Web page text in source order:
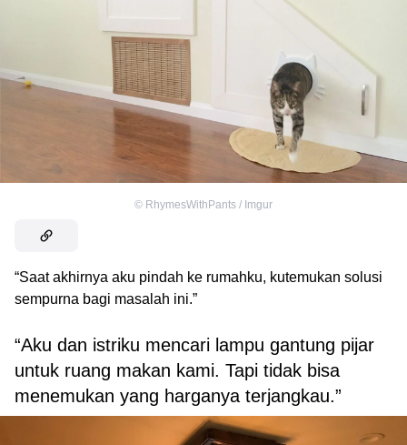
© RhymesWithPants / Imgur
“Saat akhirnya aku pindah ke rumahku, kutemukan solusi
sempurna bagi masalah ini.”
“Aku dan istriku mencari lampu gantung pijar
untuk ruang makan kami. Tapi tidak bisa
menemukan yang harganya terjangkau.”